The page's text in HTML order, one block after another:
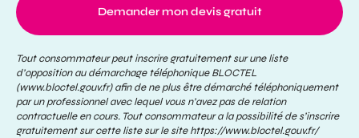
Demander mon devis gratuit
Tout consommateur peut inscrire gratuitement sur une liste
d’opposition au démarchage téléphonique BLOCTEL
(www.bloctel.gouv.fr) afin de ne plus être démarché téléphoniquement
par un professionnel avec lequel vous n’avez pas de relation
contractuelle en cours. Tout consommateur a la possibilité de s’inscrire
gratuitement sur cette liste sur le sitehttps://www.bloctel.gouv.fr/